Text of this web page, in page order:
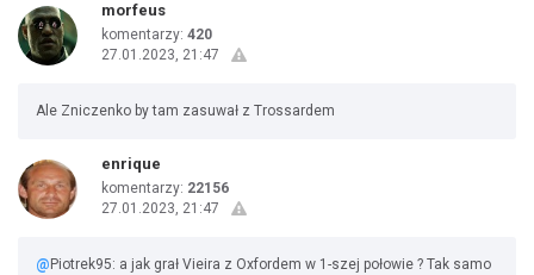
morfeus
komentarzy: 420
27.01.2023, 21:47
Ale Zniczenko by tam zasuwał z Trossardem
enrique
komentarzy: 22156
27.01.2023, 21:47
@ Piotrek95: a jak grał Vieira z Oxfordem w 1-szej połowie ? Tak samo